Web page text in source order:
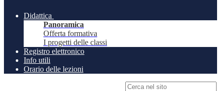
Didattica
Panoramica
Offerta formativa
I progetti delle classi
Registro elettronico
Info utili
Orario delle lezioni